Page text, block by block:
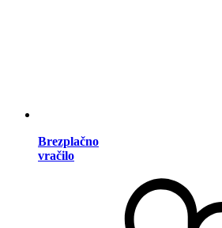
Brezplačno
vračilo